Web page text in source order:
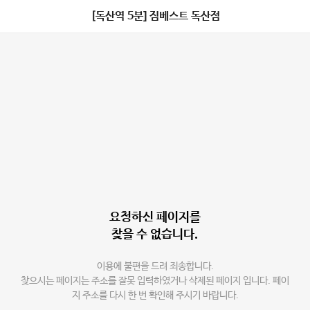
[독산역 5분] 짐베스트 독산점
요청하신 페이지를
찾을 수 없습니다.
이용에 불편을 드려 죄송합니다.
찾으시는 페이지는 주소를 잘못 입력하였거나 삭제된 페이지 입니다. 페이
지 주소를 다시 한 번 확인해 주시기 바랍니다.